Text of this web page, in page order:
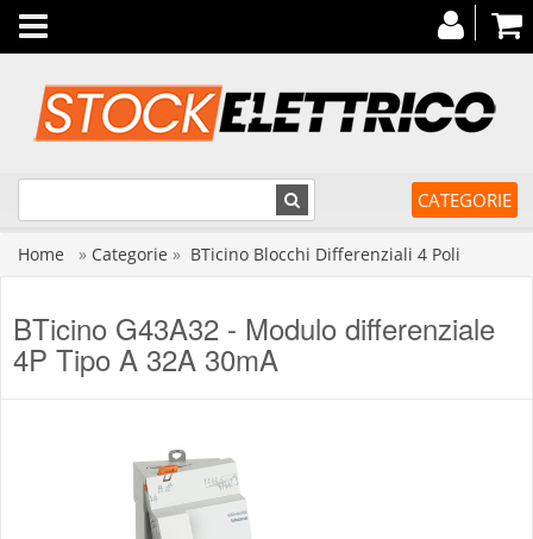
Toggle
navigation
CATEGORIE
Home » Categorie » BTicino Blocchi Differenziali 4 Poli
BTicino G43A32 - Modulo differenziale
4P Tipo A 32A 30mA